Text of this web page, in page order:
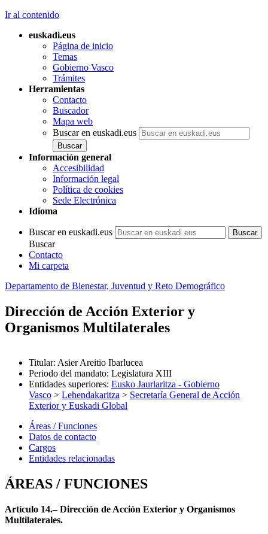
Ir al contenido
euskadi.eus
Página de inicio
Temas
Gobierno Vasco
Trámites
Herramientas
Contacto
Buscador
Mapa web
Buscar en euskadi.eus
Información general
Accesibilidad
Información legal
Política de cookies
Sede Electrónica
Idioma
Buscar en euskadi.eus
Buscar
Contacto
Mi carpeta
Departamento de Bienestar, Juventud y Reto Demográfico
Dirección de Acción Exterior y
Organismos Multilaterales
Titular: Asier Areitio Ibarlucea
Periodo del mandato: Legislatura XIII
Entidades superiores: Eusko Jaurlaritza - Gobierno
Vasco > Lehendakaritza > Secretaría General de Acción
Exterior y Euskadi Global
Áreas / Funciones
Datos de contacto
Cargos
Entidades relacionadas
ÁREAS / FUNCIONES
Artículo 14.– Dirección de Acción Exterior y Organismos
Multilaterales.